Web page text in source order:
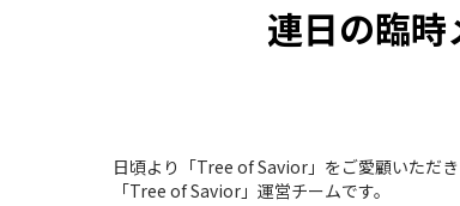
連日の臨
日頃より「Tree of Savior」をご愛顧いただき
「Tree of Savior」運営チームです。